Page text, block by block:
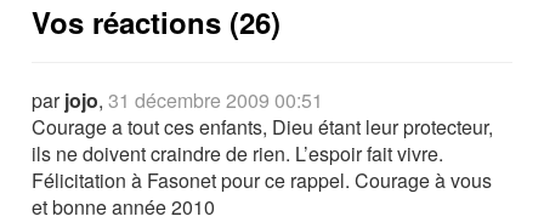
Vos réactions (26)
parjojo,31 décembre 2009 00:51
Courage a tout ces enfants, Dieu étant leur protecteur,
ils ne doivent craindre de rien. L’espoir fait vivre.
Félicitation à Fasonet pour ce rappel. Courage à vous
et bonne année 2010